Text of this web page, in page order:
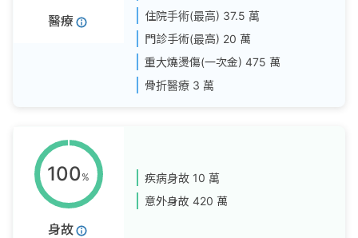
醫療
住院手術(最高) 37.5 萬
門診手術(最高) 20 萬
重大燒燙傷(一次金) 475 萬
骨折醫療 3 萬
100 %
身故
疾病身故 10 萬
意外身故 420 萬